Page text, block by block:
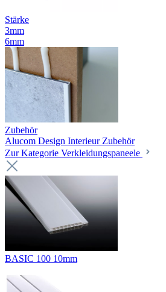
Stärke
3mm
6mm
Zubehör
Alucom Design Interieur Zubehör
Zur Kategorie Verkleidungspaneele
BASIC 100 10mm